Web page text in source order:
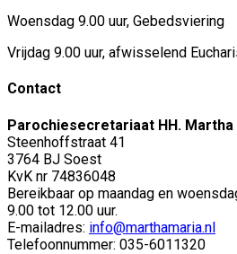
Woensdag 9.00 uur, Gebedsviering
Vrijdag 9.00 uur, afwisselend
Contact
Parochiesecretariaat HH. Martha
Steenhoffstraat 41
3764 BJ Soest
KvK nr 74836048
Bereikbaar op maandag en
9.00 tot 12.00 uur.
E-mailadres: info@marthamaria.nl
Telefoonnummer: 035-6011320